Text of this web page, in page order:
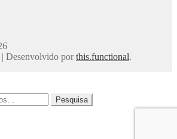
| Desenvolvido porthis.functional.
Pesquisa